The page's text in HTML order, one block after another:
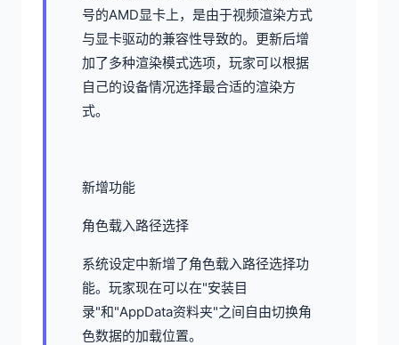
号的AMD显卡上，是由于视频渲染方式
与显卡驱动的兼容性导致的。更新后增
加了多种渲染模式选项，玩家可以根据
自己的设备情况选择最合适的渲染方
式。
新增功能
角色载入路径选择
系统设定中新增了角色载入路径选择功
能。玩家现在可以在"安装目
录"和"AppData资料夹"之间自由切换角
色数据的加载位置。